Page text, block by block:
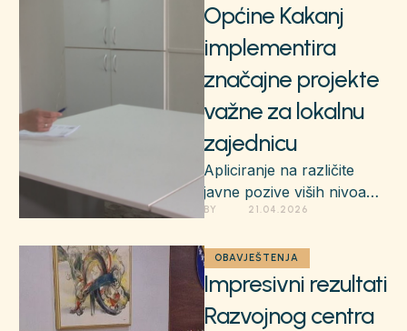
Općine Kakanj
implementira
značajne projekte
važne za lokalnu
zajednicu
Apliciranje na različite
javne pozive viših nivoa
vlasti i međunarodnih
koji će općini Kakanj
donijeti …
BY 21.04.2026
OBAVJEŠTENJA
Impresivni rezultati
Razvojnog centra